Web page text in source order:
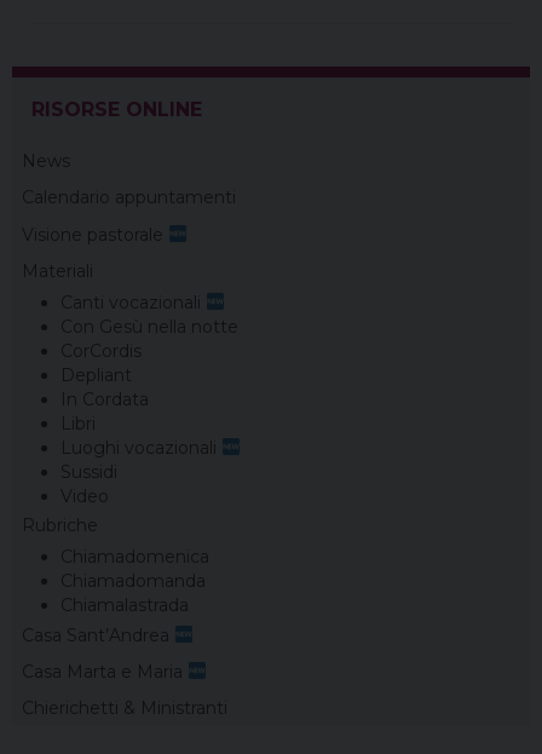
RISORSE ONLINE
News
Calendario appuntamenti
Visione pastorale
Materiali
Canti vocazionali
Con Gesù nella notte
CorCordis
Depliant
In Cordata
Libri
Luoghi vocazionali
Sussidi
Video
Rubriche
Chiamadomenica
Chiamadomanda
Chiamalastrada
Casa Sant’Andrea
Casa Marta e Maria
Chierichetti & Ministranti